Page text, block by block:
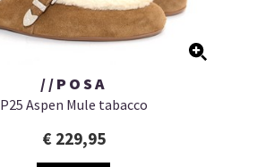
//POSA
P25 Aspen Mule tabacco
€ 229,95